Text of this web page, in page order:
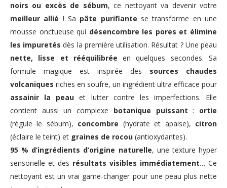
noirs ou excès de sébum, ce nettoyant va devenir votre
meilleur allié ! Sa pâte purifiante se transforme en une
mousse onctueuse qui désencombre les pores et élimine
les impuretés dès la première utilisation. Résultat ? Une peau
nette, lisse et rééquilibrée en quelques secondes. Sa
formule magique est inspirée des sources chaudes
volcaniques riches en soufre, un ingrédient ultra efficace pour
assainir la peau et lutter contre les imperfections. Elle
contient aussi un complexe botanique puissant : ortie
(régule le sébum), concombre (hydrate et apaise), citron
(éclaire le teint) et graines de rocou (antioxydantes).
95 % d’ingrédients d’origine naturelle, une texture hyper
sensorielle et des résultats visibles immédiatement… Ce
nettoyant est un vrai game-changer pour une peau plus nette